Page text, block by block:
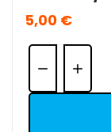
5,00 €
Quantité: